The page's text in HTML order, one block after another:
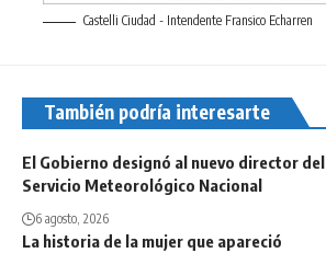
Castelli Ciudad - Intendente Fransico Echarren
También podría interesarte
El Gobierno designó al nuevo director del
Servicio Meteorológico Nacional
6 agosto, 2026
La historia de la mujer que apareció